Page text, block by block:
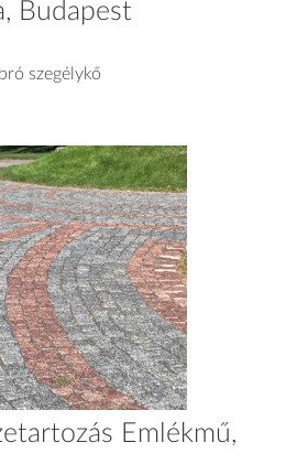
Budapest
szegélykő
Emlékmű,